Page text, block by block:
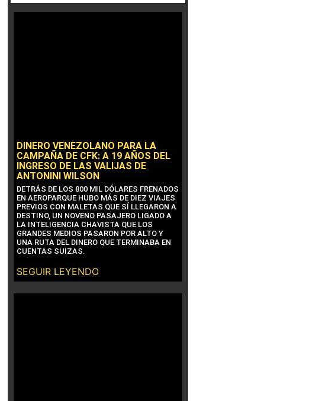
DINERO VENEZOLANO PARA LA
CAMPAÑA DE CFK: A 19 AÑOS DEL
INGRESO DE LAS VALIJAS DE
ANTONINI WILSON
DETRÁS DE LOS 800 MIL DÓLARES FRENADOS
EN AEROPARQUE HUBO MÁS DE DIEZ VIAJES
PREVIOS CON MALETAS QUE SÍ LLEGARON A
DESTINO, UN NOVENO PASAJERO LIGADO A
LA INTELIGENCIA CHAVISTA QUE LOS
GRANDES MEDIOS PASARON POR ALTO Y
UNA RUTA DEL DINERO QUE TERMINABA EN
CUENTAS SUIZAS.
SEGUIR LEYENDO